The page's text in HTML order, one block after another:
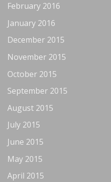
February 2016
January 2016
December 2015
November 2015
October 2015
September 2015
August 2015
July 2015
June 2015
May 2015
April 2015